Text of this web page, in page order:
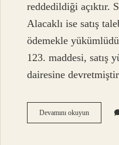
reddedildiği açıktır.
Alacaklı ise satış
ödemekle
123. maddesi, satış
dairesine
Devamını okuyun2024
Satış